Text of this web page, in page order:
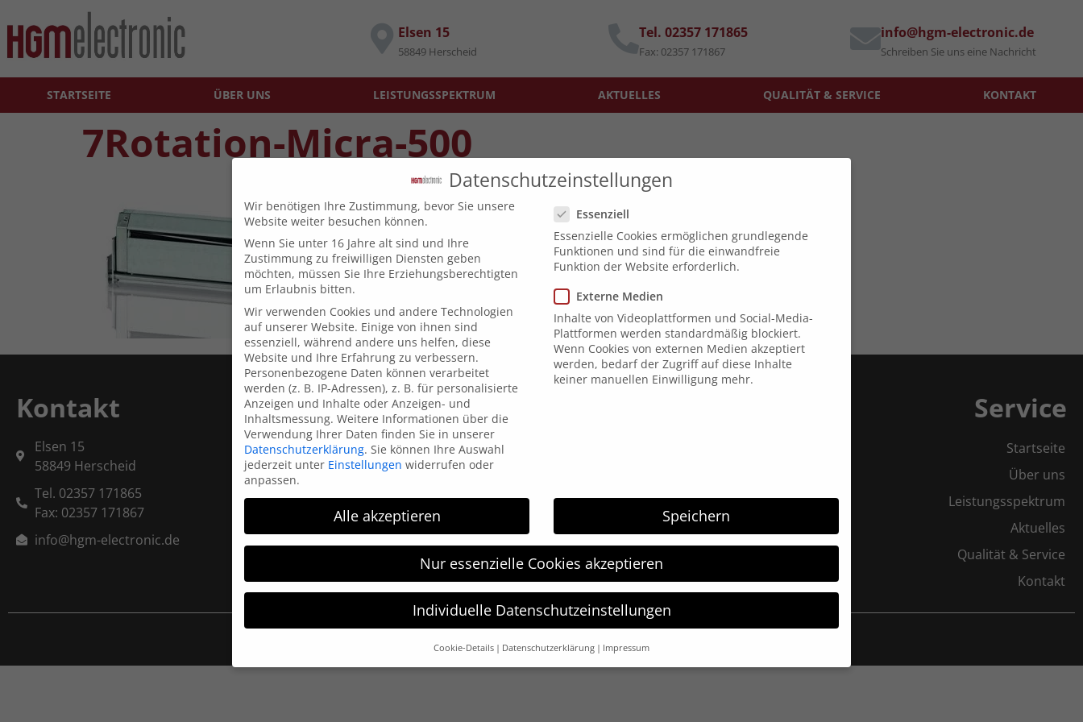
Elsen 15
58849 Herscheid
Tel. 02357 171865
Fax: 02357 171867
info@hgm-electronic.de
Schreiben Sie uns eine Nachricht
STARTSEITE ÜBER UNS LEISTUNGSSPEKTRUM AKTUELLES QUALITÄT & SERVICE KONTAKT
7Rotation-Micra-500
Kontakt
Elsen 15
58849 Herscheid
Tel. 02357 171865
Fax: 02357 171867
info@hgm-electronic.de
HGM Electronic
HGM electronic wurde 1996 gegründet und arbeitet im
Bereich der Kennzeichnungstechnik. HGM electronic ist
Kennzeichnungstechnik: vom Etikettendrucker,
Etikettierer bis hin zur Thermotransfer-Direkt-Druck-
Systemen.
Service
Startseite
Über uns
Leistungsspektrum
Aktuelles
Qualität & Service
Kontakt
Datenschutzeinstellungen
Wir benötigen Ihre Zustimmung, bevor Sie unsere
Website weiter besuchen können.
Wenn Sie unter 16 Jahre alt sind und Ihre
Zustimmung zu freiwilligen Diensten geben
möchten, müssen Sie Ihre Erziehungsberechtigten
um Erlaubnis bitten.
Wir verwenden Cookies und andere Technologien
auf unserer Website. Einige von ihnen sind
essenziell, während andere uns helfen, diese
Website und Ihre Erfahrung zu verbessern.
Personenbezogene Daten können verarbeitet
werden (z. B. IP-Adressen), z. B. für personalisierte
Anzeigen und Inhalte oder Anzeigen- und
Inhaltsmessung. Weitere Informationen über die
Verwendung Ihrer Daten finden Sie in unserer
Datenschutzerklärung. Sie können Ihre Auswahl
jederzeit unter Einstellungen widerrufen oder
anpassen.
Datenschutzeinstellungen
Essenziell
Essenzielle Cookies ermöglichen grundlegende
Funktionen und sind für die einwandfreie
Funktion der Website erforderlich.
Externe Medien
Inhalte von Videoplattformen und Social-Media-
Plattformen werden standardmäßig blockiert.
Wenn Cookies von externen Medien akzeptiert
werden, bedarf der Zugriff auf diese Inhalte
keiner manuellen Einwilligung mehr.
Alle akzeptieren Speichern
Nur essenzielle Cookies akzeptieren
Individuelle Datenschutzeinstellungen
Cookie-Details Datenschutzerklärung Impressum
Datenschutzeinstellungen